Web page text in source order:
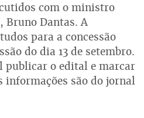
com o ministro
Bruno Dantas. A
para a concessão
do dia 13 de setembro.
publicar o edital e marcar
informações são do jornal